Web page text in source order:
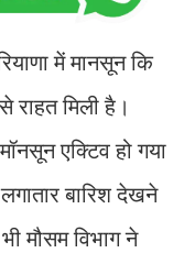
में मानसून कि
राहत मिली है।
एक्टिव हो गया
बारिश देखने
मौसम विभाग ने